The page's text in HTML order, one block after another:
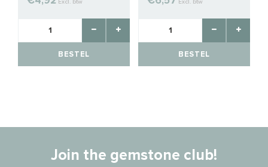
Excl. btw
BESTEL
Excl. btw
BESTEL
Join the gemstone club!